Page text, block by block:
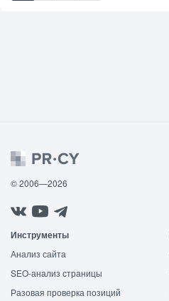
© 2006—2026
Инструменты
Анализ сайта
SEO-анализ страницы
Разовая проверка позиций